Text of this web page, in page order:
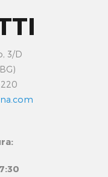
3/D